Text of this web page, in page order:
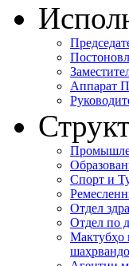
Аппарат
Спорт и
Отдел
Отдел по
Мактубҳо